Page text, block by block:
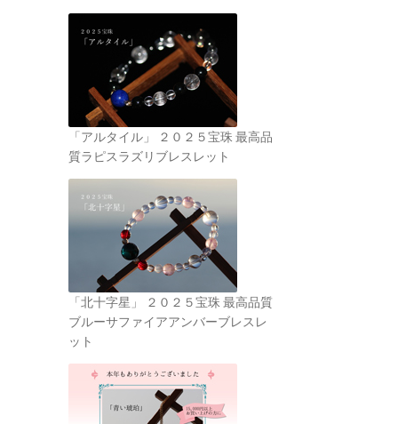
「アルタイル」 ２０２５宝珠 最高品
質ラピスラズリブレスレット
「北十字星」 ２０２５宝珠 最高品質
ブルーサファイアアンバーブレスレ
ット